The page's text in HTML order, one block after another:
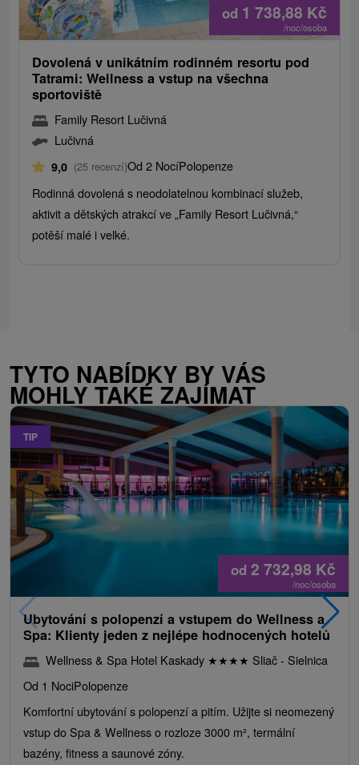
od 1 738,88 Kč
/noc/osoba
Dovolená v unikátním rodinném resortu pod
Tatrami: Wellness a vstup na všechna
sportoviště
Family Resort Lučivná
Lučivná
9,0 (25 recenzí)Od 2 NocíPolopenze
Rodinná dovolená s neodolatelnou kombinací služeb,
aktivit a dětských atrakcí ve „Family Resort Lučivná,“
potěší malé i velké.
TYTO NABÍDKY BY VÁS
MOHLY TAKÉ ZAJÍMAT
TIP
od 2 732,98 Kč
/noc/osoba
Ubytování s polopenzí a vstupem do Wellness a
Spa: Klienty jeden z nejlépe hodnocených hotelů
Wellness & Spa Hotel Kaskady ★★★★ Sliač - Sielnica
Od 1 NociPolopenze
Komfortní ubytování s polopenzí a pitím. Užijte si neomezený
vstup do Spa & Wellness o rozloze 3000 m², termální
bazény, fitness a saunové zóny.